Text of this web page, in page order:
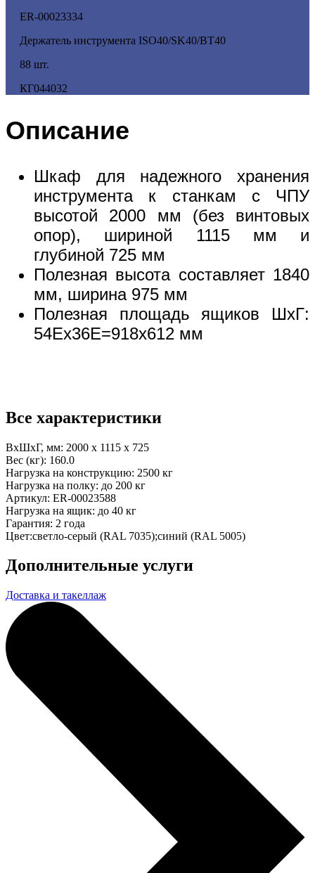
ER-00023334
Держатель инструмента ISO40/SK40/BT40
88 шт.
КГ044032
Описание
Шкаф для надежного хранения
инструмента к станкам с ЧПУ
высотой 2000 мм (без винтовых
опор), шириной 1115 мм и
глубиной 725 мм
Полезная высота составляет 1840
мм, ширина 975 мм
Полезная площадь ящиков ШхГ:
54Ех36Е=918x612 мм
Все характеристики
ВхШхГ, мм: 2000 x 1115 x 725
Вес (кг): 160.0
Нагрузка на конструкцию: 2500 кг
Нагрузка на полку: до 200 кг
Артикул: ER-00023588
Нагрузка на ящик: до 40 кг
Гарантия: 2 года
Цвет:светло-серый (RAL 7035);синий (RAL 5005)
Дополнительные услуги
Доставка и такеллаж